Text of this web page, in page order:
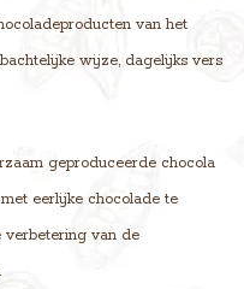
van het
wijze, dagelijks vers
geproduceerde chocola
eerlijke chocolade te
verbetering van de